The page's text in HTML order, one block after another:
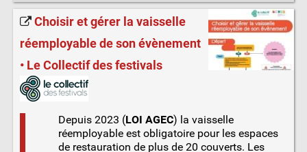
Choisir et gérer la vaisselle
réemployable de son évènement
• Le Collectif des festivals
Depuis 2023 (LOI AGEC) la vaisselle
réemployable est obligatoire pour les espaces
de restauration de plus de 20 couverts. Les